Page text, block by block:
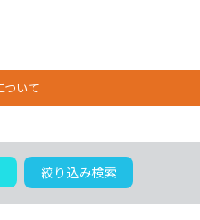
ついて
絞り込み検索